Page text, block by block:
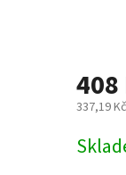
408
337,19
cena: